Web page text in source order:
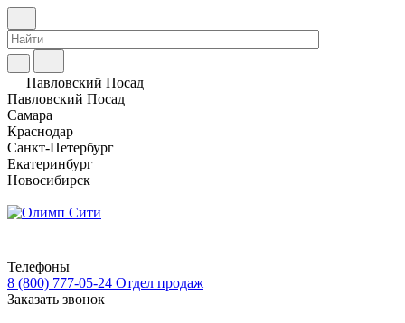
Павловский Посад
Павловский Посад
Самара
Краснодар
Санкт-Петербург
Екатеринбург
Новосибирск
Телефоны
8 (800) 777-05-24 Отдел продаж
Заказать звонок